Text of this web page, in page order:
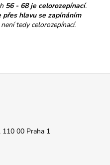
56 - 68 je celorozepínací.
přes hlavu se zapínáním
tedy celorozepínací.
110 00 Praha 1